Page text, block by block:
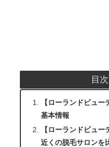
目次
【ローランドビュ
基本情報
【ローランドビュ
近くの脱毛サロンを